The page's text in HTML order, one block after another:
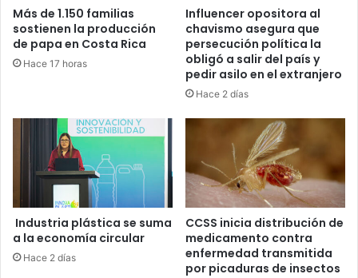
Más de 1.150 familias
sostienen la producción
de papa en Costa Rica
Hace 17 horas
Influencer opositora al
chavismo asegura que
persecución política la
obligó a salir del país y
pedir asilo en el extranjero
Hace 2 días
Industria plástica se suma
a la economía circular
Hace 2 días
CCSS inicia distribución de
medicamento contra
enfermedad transmitida
por picaduras de insectos